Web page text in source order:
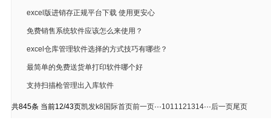
excel版进销存正规平台下载 使用更安心
免费销售系统软件应该怎么来使用？
excel仓库管理软件选择的方式技巧有哪些？
最简单的免费送货单打印软件哪个好
支持扫描枪管理出入库软件
共845条 当前12/43页凯发k8国际首页前一页···1011121314···后一页尾页